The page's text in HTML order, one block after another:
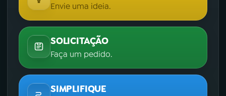
Envie uma ideia.
SOLICITAÇÃO
Faça um pedido.
SIMPLIFIQUE